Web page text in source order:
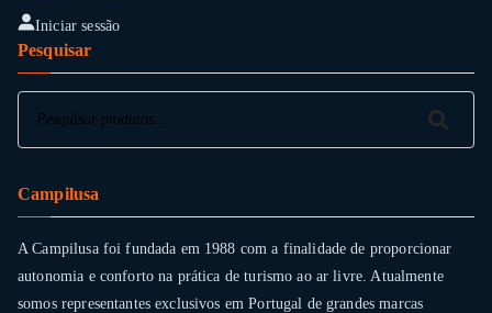
Iniciar sessão
Pesquisar
Pesquisar
Campilusa
A Campilusa foi fundada em 1988 com a finalidade de proporcionar
autonomia e conforto na prática de turismo ao ar livre. Atualmente
somos representantes exclusivos em Portugal de grandes marcas